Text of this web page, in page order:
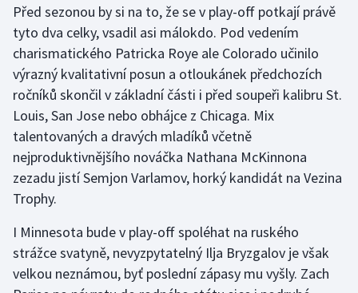
Před sezonou by si na to, že se v play-off potkají právě
tyto dva celky, vsadil asi málokdo. Pod vedením
charismatického Patricka Roye ale Colorado učinilo
výrazný kvalitativní posun a otloukánek předchozích
ročníků skončil v základní části i před soupeři kalibru St.
Louis, San Jose nebo obhájce z Chicaga. Mix
talentovaných a dravých mladíků včetně
nejproduktivnějšího nováčka Nathana McKinnona
zezadu jistí Semjon Varlamov, horký kandidát na Vezina
Trophy.
I Minnesota bude v play-off spoléhat na ruského
strážce svatyně, nevyzpytatelný Ilja Bryzgalov je však
velkou neznámou, byť poslední zápasy mu vyšly. Zach